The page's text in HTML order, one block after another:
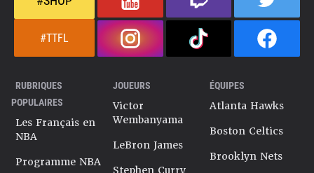
#TTFL
RUBRIQUES
POPULAIRES
Les Français en
NBA
Programme NBA
JOUEURS
Victor
Wembanyama
LeBron James
Stephen Curry
ÉQUIPES
Atlanta Hawks
Boston Celtics
Brooklyn Nets